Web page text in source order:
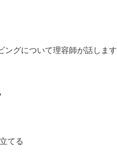
ングについて理容師が話します
てる